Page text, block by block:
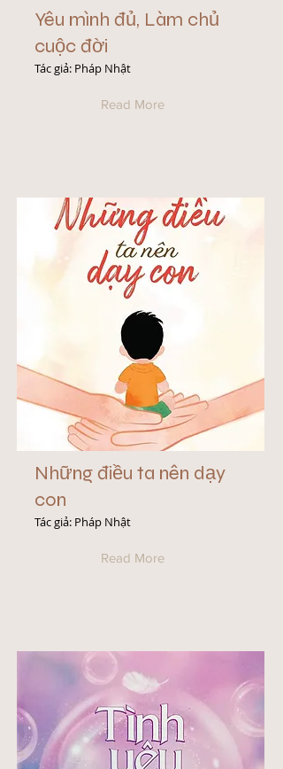
Yêu mình đủ, Làm chủ
cuộc đời
Tác giả: Pháp Nhật
Read More
Những điều ta nên dạy
con
Tác giả: Pháp Nhật
Read More